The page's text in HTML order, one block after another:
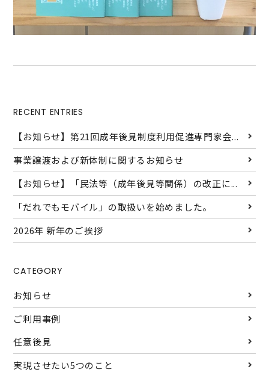
RECENT ENTRIES
【お知らせ】第21回成年後見制度利用促進専門家会...
事業譲渡および新体制に関するお知らせ
【お知らせ】「民法等（成年後見等関係）の改正に...
「だれでもモバイル」の取扱いを始めました。
2026年 新年のご挨拶
CATEGORY
お知らせ
ご利用事例
任意後見
実現させたい5つのこと